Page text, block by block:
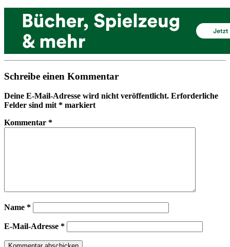
Schreibe einen Kommentar
Deine E-Mail-Adresse wird nicht veröffentlicht. Erforderliche
Felder sind mit* markiert
Kommentar *
Name *
E-Mail-Adresse *